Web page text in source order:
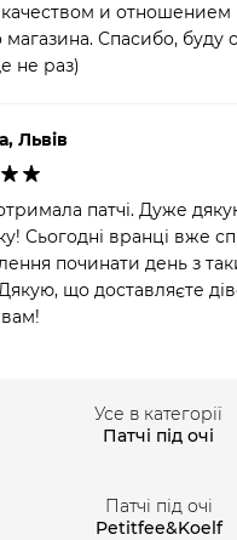
и отношением
магазина. Спасибо, буду
не раз)
Львів
патчі. Дуже
Сьогодні вранці вже
починати день з
що доставляєте
вам!
Усе в категорії
Патчі під очі
Патчі під очі
Petitfee&Koelf